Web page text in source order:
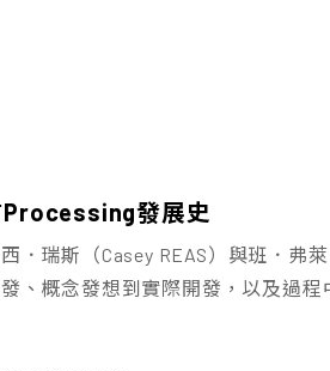
Processing發展史
．瑞斯（Casey REAS）與班．弗
、概念發想到實際開發，以及過程